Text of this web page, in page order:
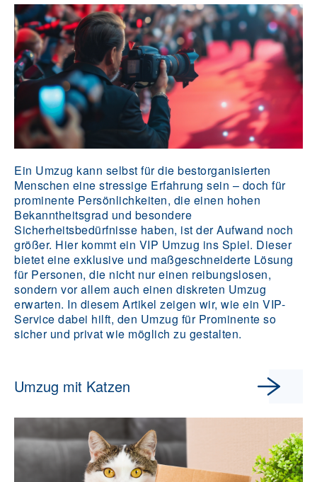
Ein Umzug kann selbst für die bestorganisierten
Menschen eine stressige Erfahrung sein – doch für
prominente Persönlichkeiten, die einen hohen
Bekanntheitsgrad und besondere
Sicherheitsbedürfnisse haben, ist der Aufwand noch
größer. Hier kommt ein VIP Umzug ins Spiel. Dieser
bietet eine exklusive und maßgeschneiderte Lösung
für Personen, die nicht nur einen reibungslosen,
sondern vor allem auch einen diskreten Umzug
erwarten. In diesem Artikel zeigen wir, wie ein VIP-
Service dabei hilft, den Umzug für Prominente so
sicher und privat wie möglich zu gestalten.
Umzug mit Katzen